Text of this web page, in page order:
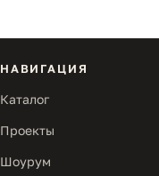
НАВИГАЦИЯ
Каталог
Проекты
Шоурум